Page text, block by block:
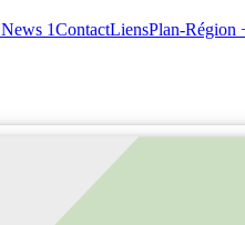
News 1ContactLiensPlan-Région